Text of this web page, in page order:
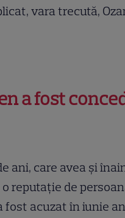
vara trecută,
a fost
ani, care avea și
reputație de
fost acuzat în iunie